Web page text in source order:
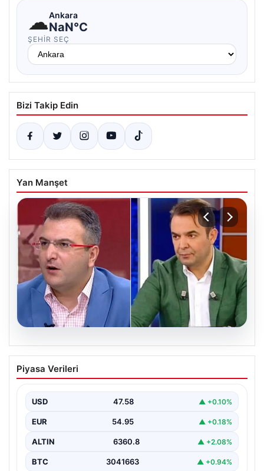
☁Ankara
NaN°C
ŞEHIR SEÇ
Bizi Takip Edin
Yan Manşet
04.08.2026
Cem Küçük Davası: Beyaz TV
Programcısı Tahir Sarıkaya Gözaltında
Küçük soruşturması kapsamında, medya sektöründe
tanınan isimlerden…
Piyasa Verileri
USD 47.58 ▲ +0.10%
EUR 54.95 ▲ +0.18%
ALTIN 6360.8 ▲ +2.08%
BTC 3041663 ▲ +0.94%